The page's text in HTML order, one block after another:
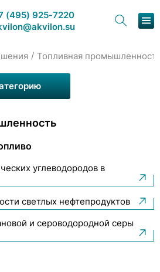
(495) 925-7220
Сервис и ремонт
О компании
Контакты
/ Топливная
углеводородов в
светлых нефтепродуктов
и сероводородной серы
жирных кислот